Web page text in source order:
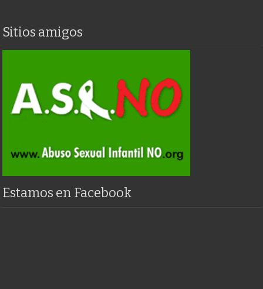
Sitios amigos
Estamos en Facebook